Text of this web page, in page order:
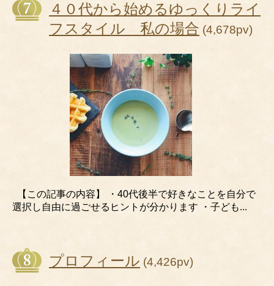
４０代から始めるゆっくりライ
フスタイル 私の場合 (4,678pv)
【この記事の内容】 ・40代後半で好きなことを自分で
選択し自由に過ごせるヒントが分かります ・子ども...
プロフィール (4,426pv)